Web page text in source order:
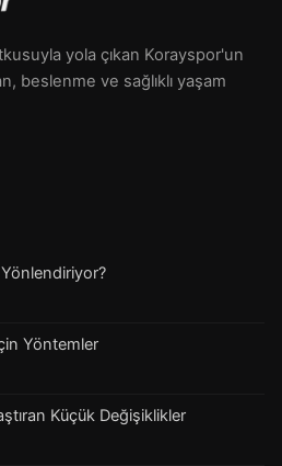
yola çıkan Korayspor'un
beslenme ve sağlıklı yaşam
Yönlendiriyor?
Yöntemler
Küçük Değişiklikler